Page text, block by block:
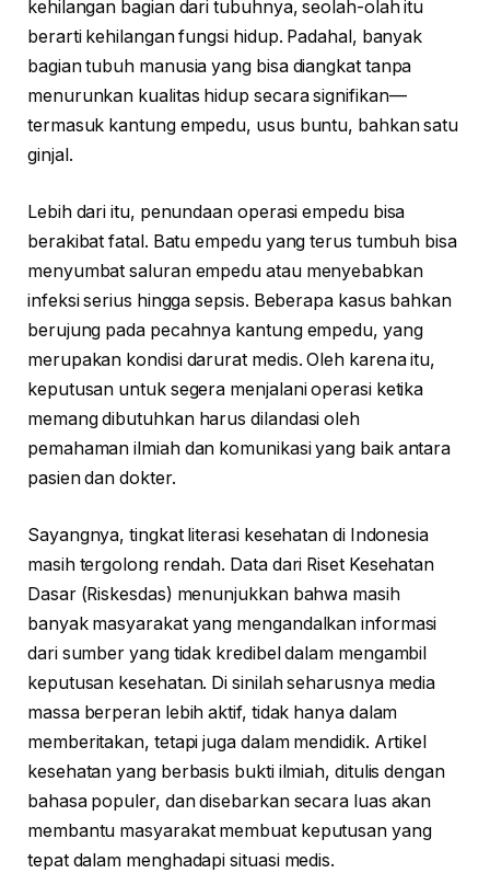
kehilangan bagian dari tubuhnya, seolah-olah itu
berarti kehilangan fungsi hidup. Padahal, banyak
bagian tubuh manusia yang bisa diangkat tanpa
menurunkan kualitas hidup secara signifikan—
termasuk kantung empedu, usus buntu, bahkan satu
ginjal.
Lebih dari itu, penundaan operasi empedu bisa
berakibat fatal. Batu empedu yang terus tumbuh bisa
menyumbat saluran empedu atau menyebabkan
infeksi serius hingga sepsis. Beberapa kasus bahkan
berujung pada pecahnya kantung empedu, yang
merupakan kondisi darurat medis. Oleh karena itu,
keputusan untuk segera menjalani operasi ketika
memang dibutuhkan harus dilandasi oleh
pemahaman ilmiah dan komunikasi yang baik antara
pasien dan dokter.
Sayangnya, tingkat literasi kesehatan di Indonesia
masih tergolong rendah. Data dari Riset Kesehatan
Dasar (Riskesdas) menunjukkan bahwa masih
banyak masyarakat yang mengandalkan informasi
dari sumber yang tidak kredibel dalam mengambil
keputusan kesehatan. Di sinilah seharusnya media
massa berperan lebih aktif, tidak hanya dalam
memberitakan, tetapi juga dalam mendidik. Artikel
kesehatan yang berbasis bukti ilmiah, ditulis dengan
bahasa populer, dan disebarkan secara luas akan
membantu masyarakat membuat keputusan yang
tepat dalam menghadapi situasi medis.